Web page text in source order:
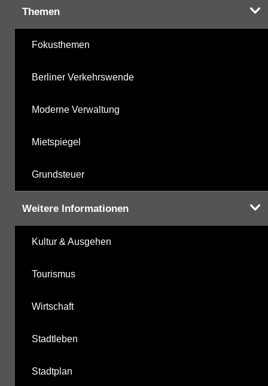
Themen
Fokusthemen
Berliner Verkehrswende
Moderne Verwaltung
Mietspiegel
Grundsteuer
Weitere Informationen
Kultur & Ausgehen
Tourismus
Wirtschaft
Stadtleben
Stadtplan